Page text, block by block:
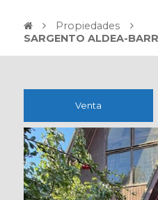
Propiedades
SARGENTO ALDEA-
Venta